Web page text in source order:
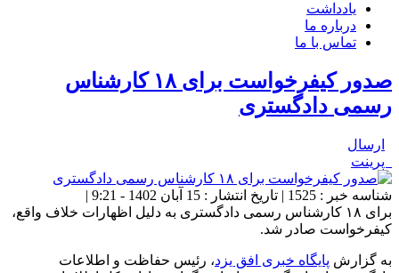
یادداشت
درباره ما
تماس با ما
صدور کیفرخواست برای ۱۸ کارشناس
رسمی دادگستری
ارسال
پرینت
شناسه خبر : 1525 | تاریخ انتشار : 15 آبان 1402 - 9:21 |
برای ۱۸ کارشناس رسمی دادگستری به دلیل اظهارات خلاف واقع،
کیفرخواست صادر شد.
به گزارش پایگاه خبری افق یزد، رئیس حفاظت و اطلاعات